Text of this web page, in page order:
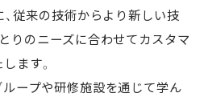
、従来の技術からより新しい技
りのニーズに合わせてカスタマ
ます。
ープや研修施設を通じて学ん